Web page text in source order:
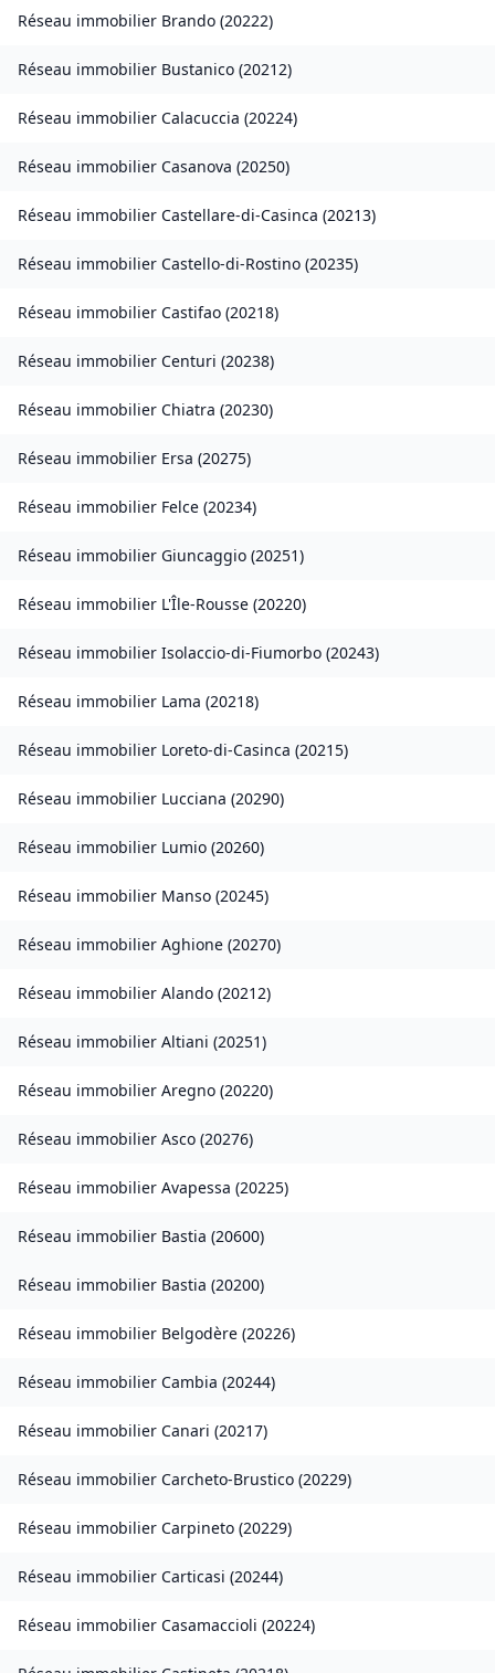
Réseau immobilier Brando (20222)
Réseau immobilier Bustanico (20212)
Réseau immobilier Calacuccia (20224)
Réseau immobilier Casanova (20250)
Réseau immobilier Castellare-di-Casinca (20213)
Réseau immobilier Castello-di-Rostino (20235)
Réseau immobilier Castifao (20218)
Réseau immobilier Centuri (20238)
Réseau immobilier Chiatra (20230)
Réseau immobilier Ersa (20275)
Réseau immobilier Felce (20234)
Réseau immobilier Giuncaggio (20251)
Réseau immobilier L'Île-Rousse (20220)
Réseau immobilier Isolaccio-di-Fiumorbo (20243)
Réseau immobilier Lama (20218)
Réseau immobilier Loreto-di-Casinca (20215)
Réseau immobilier Lucciana (20290)
Réseau immobilier Lumio (20260)
Réseau immobilier Manso (20245)
Réseau immobilier Aghione (20270)
Réseau immobilier Alando (20212)
Réseau immobilier Altiani (20251)
Réseau immobilier Aregno (20220)
Réseau immobilier Asco (20276)
Réseau immobilier Avapessa (20225)
Réseau immobilier Bastia (20600)
Réseau immobilier Bastia (20200)
Réseau immobilier Belgodère (20226)
Réseau immobilier Cambia (20244)
Réseau immobilier Canari (20217)
Réseau immobilier Carcheto-Brustico (20229)
Réseau immobilier Carpineto (20229)
Réseau immobilier Carticasi (20244)
Réseau immobilier Casamaccioli (20224)